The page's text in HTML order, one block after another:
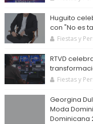
Huguito
con "No es
Fiestas y
RTVD
Fiestas y
Georgina
Moda
Dominicana